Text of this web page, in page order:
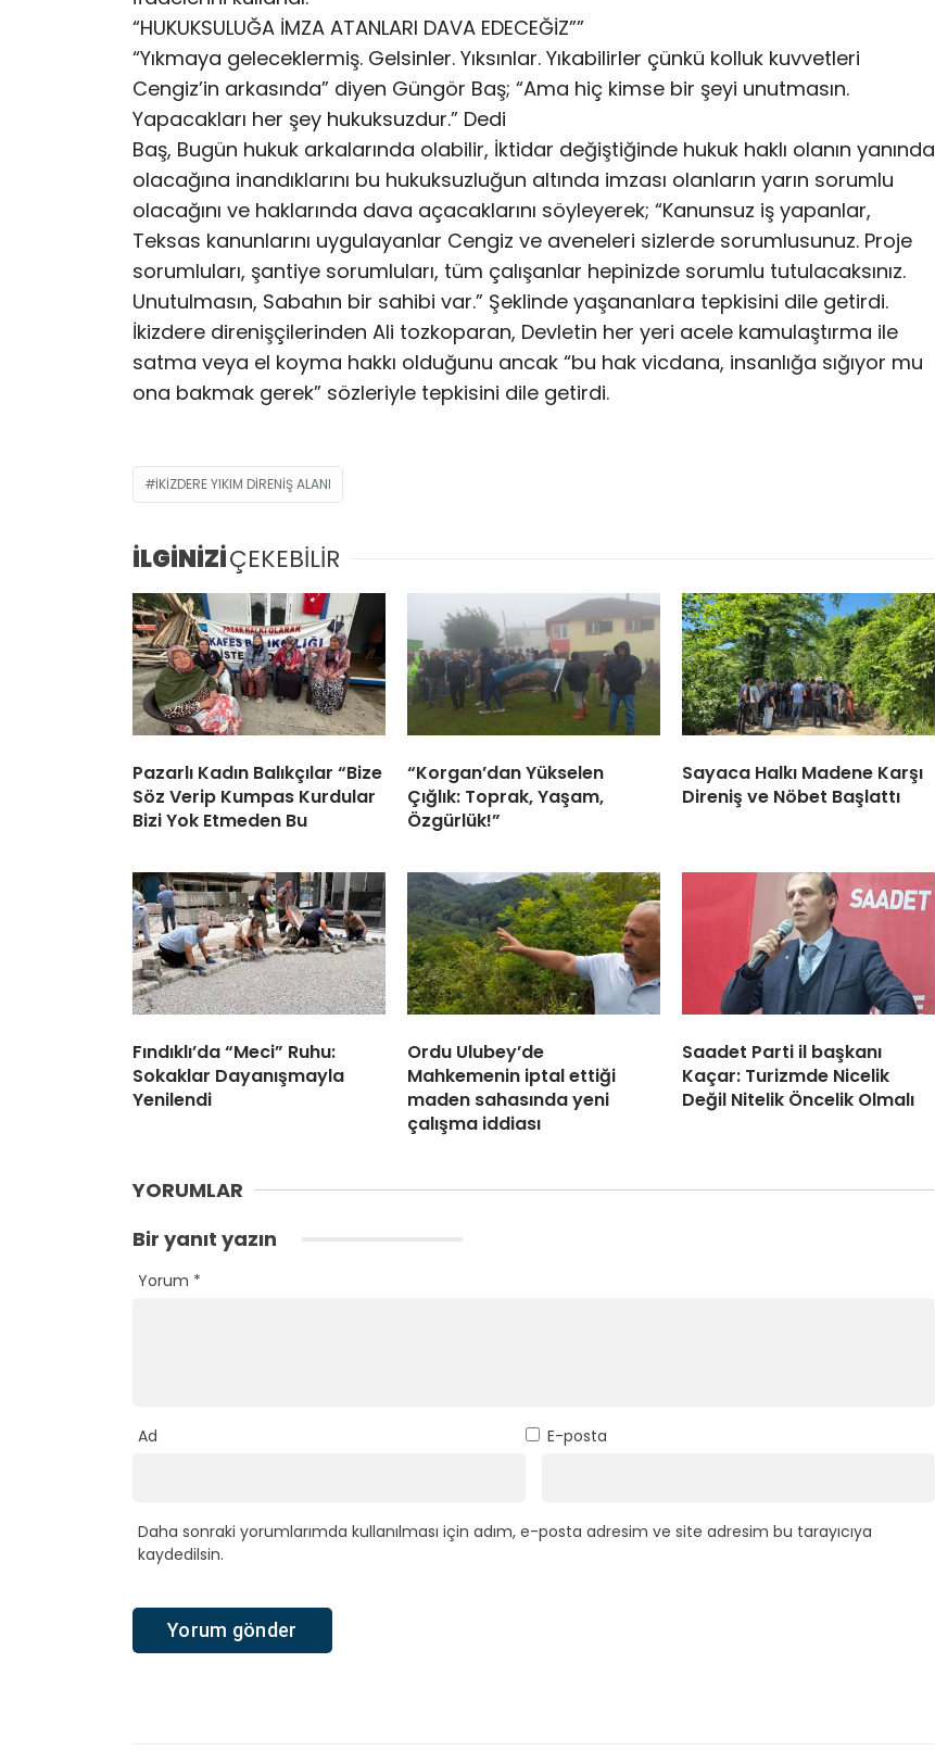
“HUKUKSULUĞA İMZA ATANLARI DAVA EDECEĞİZ””
“Yıkmaya geleceklermiş. Gelsinler. Yıksınlar. Yıkabilirler çünkü kolluk kuvvetleri
Cengiz’in arkasında” diyen Güngör Baş; “Ama hiç kimse bir şeyi unutmasın.
Yapacakları her şey hukuksuzdur.” Dedi
Baş, Bugün hukuk arkalarında olabilir, İktidar değiştiğinde hukuk haklı olanın yanında
olacağına inandıklarını bu hukuksuzluğun altında imzası olanların yarın sorumlu
olacağını ve haklarında dava açacaklarını söyleyerek; “Kanunsuz iş yapanlar,
Teksas kanunlarını uygulayanlar Cengiz ve aveneleri sizlerde sorumlusunuz. Proje
sorumluları, şantiye sorumluları, tüm çalışanlar hepinizde sorumlu tutulacaksınız.
Unutulmasın, Sabahın bir sahibi var.” Şeklinde yaşananlara tepkisini dile getirdi.
İkizdere direnişçilerinden Ali tozkoparan, Devletin her yeri acele kamulaştırma ile
satma veya el koyma hakkı olduğunu ancak “bu hak vicdana, insanlığa sığıyor mu
ona bakmak gerek” sözleriyle tepkisini dile getirdi.
IKIZDERE YIKIM DIRENIŞ ALANI
İLGİNİZİÇEKEBİLİR
Pazarlı Kadın Balıkçılar “Bize
Söz Verip Kumpas Kurdular
Bizi Yok Etmeden Bu
“Korgan’dan Yükselen
Çığlık: Toprak, Yaşam,
Özgürlük!”
Sayaca Halkı Madene Karşı
Direniş ve Nöbet Başlattı
Fındıklı’da “Meci” Ruhu:
Sokaklar Dayanışmayla
Yenilendi
Ordu Ulubey’de
Mahkemenin iptal ettiği
maden sahasında yeni
çalışma iddiası
Saadet Parti il başkanı
Kaçar: Turizmde Nicelik
Değil Nitelik Öncelik Olmalı
YORUMLAR
Bir yanıt yazın
Yorum *
Ad E-posta
Daha sonraki yorumlarımda kullanılması için adım, e-posta adresim ve site adresim bu tarayıcıya
kaydedilsin.